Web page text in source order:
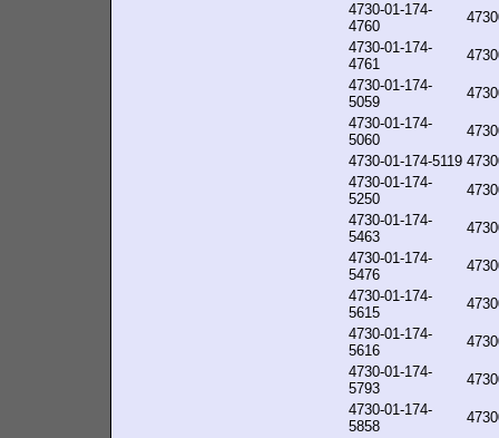
4730-01-174-
4760
4730-01-174-
4761
4730-01-174-
5059
4730-01-174-
5060
4730-01-174-5119
4730-01-174-
5250
4730-01-174-
5463
4730-01-174-
5476
4730-01-174-
5615
4730-01-174-
5616
4730-01-174-
5793
4730-01-174-
5858